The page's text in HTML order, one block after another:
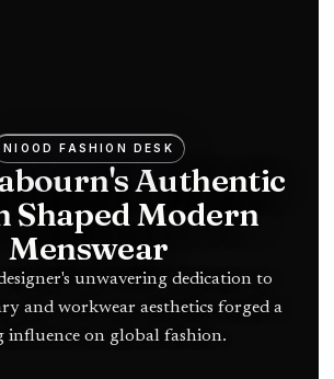
NIOOD FASHION DESK
Authentic
Shaped Modern
Menswear
unwavering dedication to
and workwear aesthetics forged a
influence on global fashion.